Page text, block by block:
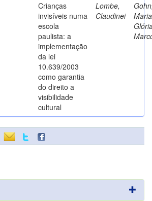
Crianças
invisíveis numa
escola
paulista: a
implementação
da lei
10.639/2003
como garantia
do direito a
visibilidade
cultural
Lombe,
Claudinei